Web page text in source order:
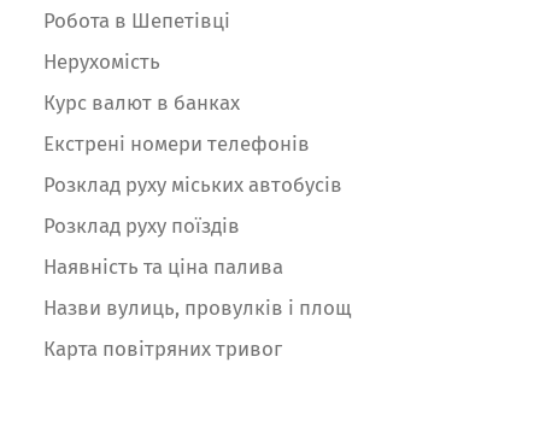
Робота в Шепетівці
Нерухомість
Курс валют в банках
Екстрені номери телефонів
Розклад руху міських автобусів
Розклад руху поїздів
Наявність та ціна палива
Назви вулиць, провулків і площ
Карта повітряних тривог